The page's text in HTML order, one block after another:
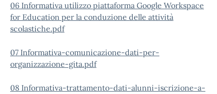
06 Informativa utilizzo piattaforma Google Workspace
for Education per la conduzione delle attività
scolastiche.pdf
07 Informativa-comunicazione-dati-per-
organizzazione-gita.pdf
08 Informativa-trattamento-dati-alunni-iscrizione-a-